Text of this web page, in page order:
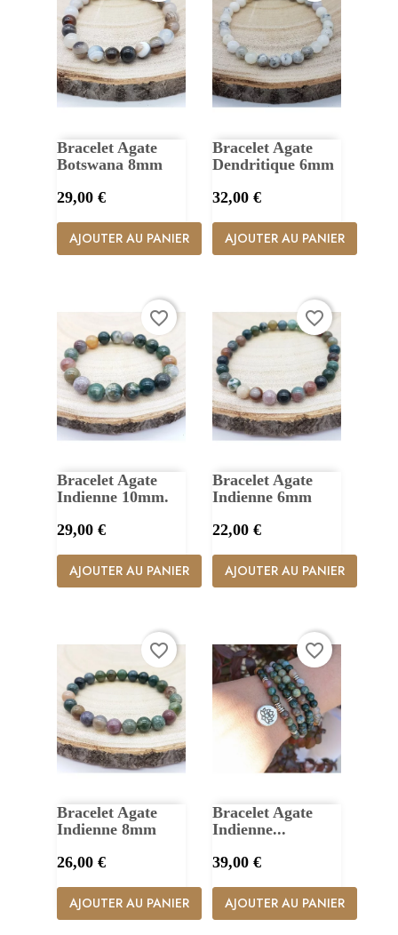
Bracelet Agate
Botswana 8mm
Prix
29,00 €
AJOUTER AU PANIER
Bracelet Agate
Dendritique 6mm
Prix
32,00 €
AJOUTER AU PANIER
Bracelet Agate
Indienne 10mm.
Prix
29,00 €
AJOUTER AU PANIER
favorite_border
Bracelet Agate
Indienne 6mm
Prix
22,00 €
AJOUTER AU PANIER
favorite_border
Bracelet Agate
Indienne 8mm
Prix
26,00 €
AJOUTER AU PANIER
favorite_border
Bracelet Agate
Indienne...
Prix
39,00 €
AJOUTER AU PANIER
favorite_border